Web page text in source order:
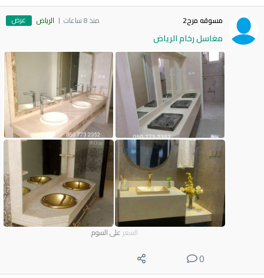
مسوقه مرح2 منذ 8 ساعات الرياض عرض
مغاسل رخام الرياض
السعر على السوم
0